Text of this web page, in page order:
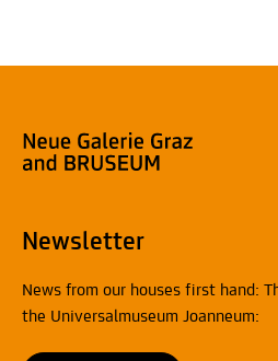
Newsletter
News from our houses first hand:
the Universalmuseum Joanneum: